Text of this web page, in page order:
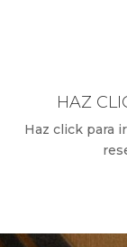
HAZ
Haz click para